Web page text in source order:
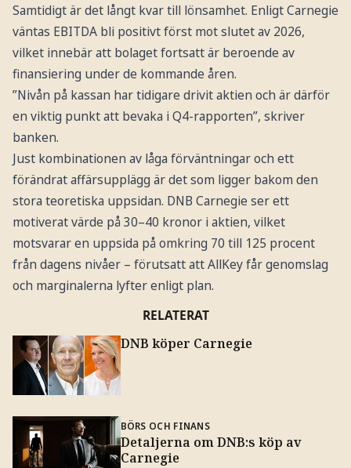
Samtidigt är det långt kvar till lönsamhet. Enligt Carnegie
väntas EBITDA bli positivt först mot slutet av 2026,
vilket innebär att bolaget fortsatt är beroende av
finansiering under de kommande åren.
”Nivån på kassan har tidigare drivit aktien och är därför
en viktig punkt att bevaka i Q4-rapporten”, skriver
banken.
Just kombinationen av låga förväntningar och ett
förändrat affärsupplägg är det som ligger bakom den
stora teoretiska uppsidan. DNB Carnegie ser ett
motiverat värde på 30–40 kronor i aktien, vilket
motsvarar en uppsida på omkring 70 till 125 procent
från dagens nivåer – förutsatt att AllKey får genomslag
och marginalerna lyfter enligt plan.
RELATERAT
DNB köper Carnegie
BÖRS OCH FINANS
Detaljerna om DNB:s köp av
Carnegie